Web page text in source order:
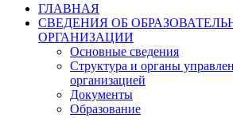
ГЛАВНАЯ
СВЕДЕНИЯ ОБ
ОРГАНИЗАЦИИ
Основные сведения
Структура и органы
организацией
Документы
Образование